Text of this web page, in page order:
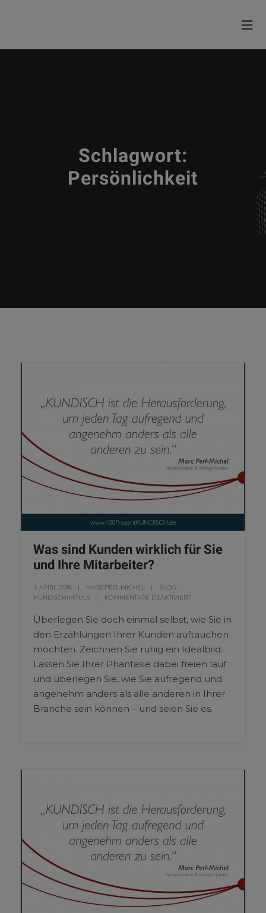
Schlagwort:
Persönlichkeit
Was sind Kunden wirklich für Sie
und Ihre Mitarbeiter?
1. APRIL 2016 MARCPERLMICHEL BLOG,
KUNDISCHIMPULS
KOMMENTARE DEAKTIVIERT
Überlegen Sie doch einmal selbst, wie Sie in
den Erzählungen Ihrer Kunden auftauchen
möchten. Zeichnen Sie ruhig ein Idealbild.
Lassen Sie Ihrer Phantasie dabei freien lauf
und überlegen Sie, wie Sie aufregend und
angenehm anders als alle anderen in Ihrer
Branche sein können – und seien Sie es.